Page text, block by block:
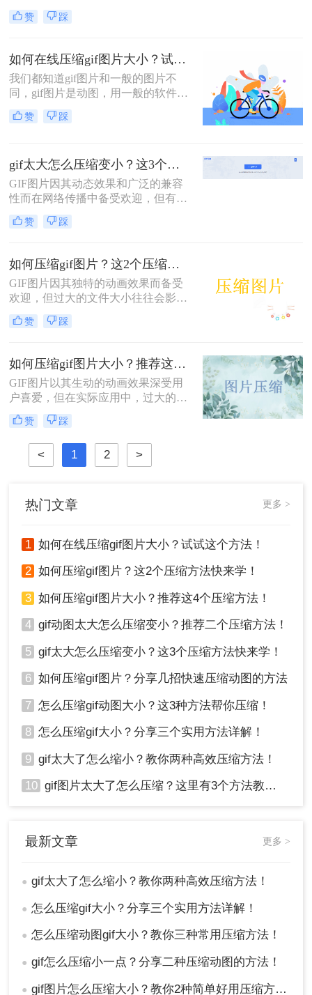
不可或缺的元素。然而，过大的GIF
文件不仅会增加加载时间，还可能影
小呢？本文将介绍三种压缩GIF动图
大小的方法。
赞 踩
如何在线压缩gif图片大小？试试这个方法！
我们都知道gif图片和一般的图片不
同，gif图片是动图，用一般的软件压
缩gif图片，压缩完图片就不会动了，
所以压缩gif图片还真不是件简单的事
能找到很多在线压缩工具，可以实现
在线压缩gif图片大小，下面给大家推
荐一款在线压缩gif图片大小的工具，
赞 踩
gif太大怎么压缩变小？这3个压缩方法快来学！
GIF图片因其动态效果和广泛的兼容
性而在网络传播中备受欢迎，但有时
过大的GIF文件会影响加载速度和用
户体验。那么gif太大怎么压缩变小
变小的方法，帮助读者轻松解决GIF
文件过大的问题。
赞 踩
如何压缩gif图片？这2个压缩方法快来学！
GIF图片因其独特的动画效果而备受
欢迎，但过大的文件大小往往会影响
加载速度和分享体验。那么如何压缩
gif图片呢？本文将介绍两种压缩GIF
件。
赞 踩
如何压缩gif图片大小？推荐这4个压缩方法！
GIF图片以其生动的动画效果深受用
户喜爱，但在实际应用中，过大的文
件大小常常成为一大困扰。无论是为
了提高网页加载速度，还是为了适应
社交媒体平台的文件大小限制，学会
如何压缩gif图片大小显得尤为重要。
本文将介绍四种高效的方法，帮助你
的大小。
赞 踩
< 1 2 >
热门文章 更多 >
1 如何在线压缩gif图片大小？试试这个方法！
2 如何压缩gif图片？这2个压缩方法快来学！
3 如何压缩gif图片大小？推荐这4个压缩方法！
4 gif动图太大怎么压缩变小？推荐二个压缩方法！
5 gif太大怎么压缩变小？这3个压缩方法快来学！
6 如何压缩gif图片？分享几招快速压缩动图的方法
7 怎么压缩gif动图大小？这3种方法帮你压缩！
8 怎么压缩gif大小？分享三个实用方法详解！
9 gif太大了怎么缩小？教你两种高效压缩方法！
10 gif图片太大了怎么压缩？这里有3个方法教你轻松压缩！
最新文章 更多 >
● gif太大了怎么缩小？教你两种高效压缩方法！
● 怎么压缩gif大小？分享三个实用方法详解！
● 怎么压缩动图gif大小？教你三种常用压缩方法！
● gif怎么压缩小一点？分享二种压缩动图的方法！
● gif图片怎么压缩大小？教你2种简单好用压缩方法！